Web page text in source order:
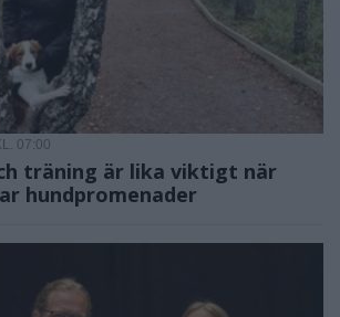
07:00
träning är lika viktigt när
hundpromenader